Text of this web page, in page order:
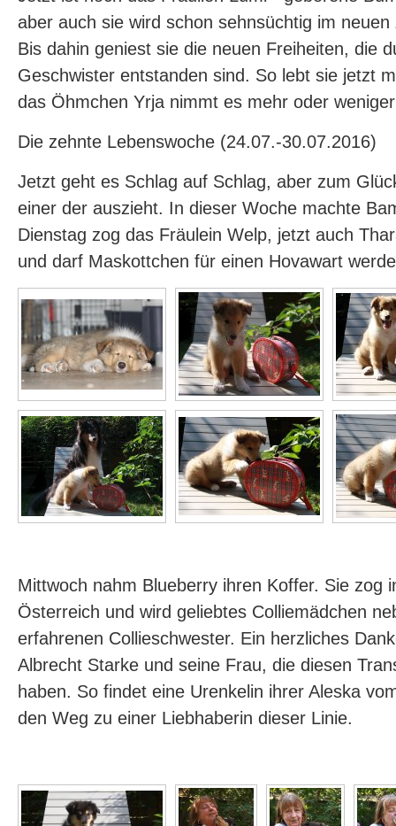
aber auch sie wird schon sehnsüchtig im
Bis dahin geniest sie die neuen Freiheiten, die
Geschwister entstanden sind. So lebt sie jetzt
das Öhmchen Yrja nimmt es mehr oder
Die zehnte Lebenswoche (24.07.-30.07.2016)
Jetzt geht es Schlag auf Schlag, aber zum
einer der auszieht. In dieser Woche machte
Dienstag zog das Fräulein Welp, jetzt auch
und darf Maskottchen für einen Hovawart
Mittwoch nahm Blueberry ihren Koffer. Sie zog
Österreich und wird geliebtes Colliemädchen
erfahrenen Collieschwester. Ein herzliches
Albrecht Starke und seine Frau, die diesen
haben. So findet eine Urenkelin ihrer Aleska
den Weg zu einer Liebhaberin dieser Linie.